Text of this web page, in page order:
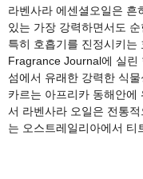
라벤사라 에센셜오일은 흔
있는 가장 강력하면서도
특히 호흡기를 진정시키
Fragrance Journal에 실린
섬에서 유래한 강력한 식
카르는 아프리카 동해안에
서 라벤사라 오일은 전통
는 오스트레일리아에서 티